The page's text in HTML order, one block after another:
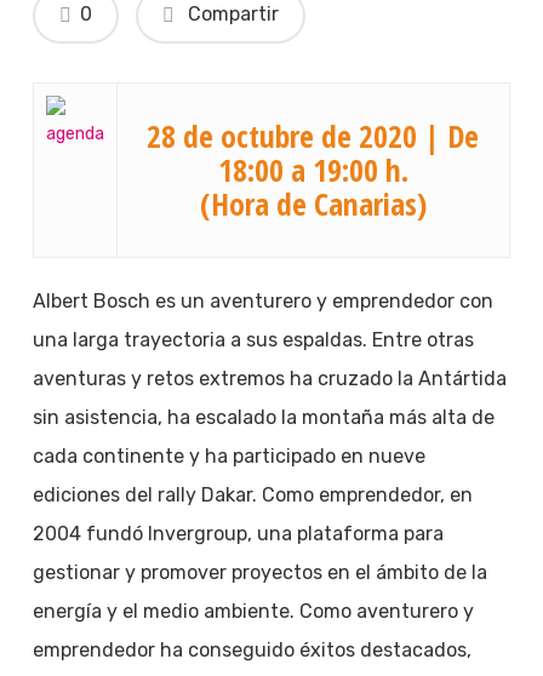
Compartir
0
28 de octubre de 2020 | De
18:00 a 19:00 h.
(Hora de Canarias)
Albert Bosch es un aventurero y emprendedor con
una larga trayectoria a sus espaldas. Entre otras
aventuras y retos extremos ha cruzado la Antártida
sin asistencia, ha escalado la montaña más alta de
cada continente y ha participado en nueve
ediciones del rally Dakar. Como emprendedor, en
2004 fundó Invergroup, una plataforma para
gestionar y promover proyectos en el ámbito de la
energía y el medio ambiente. Como aventurero y
emprendedor ha conseguido éxitos destacados,